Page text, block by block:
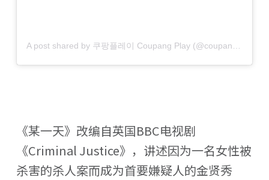
《某一天》改编自英国BBC电视剧
《Criminal Justice》，讲述因为一名女性被
杀害的杀人案而成为首要嫌疑人的金贤秀